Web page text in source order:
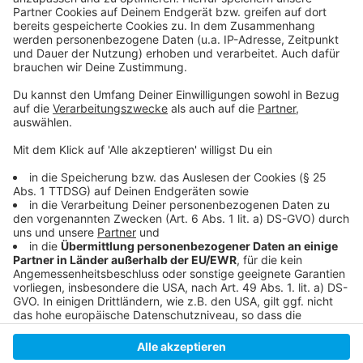
Anzeige
Am Projekt Gießkannenheldinnen teilnehmen
Entsiegelungskampagne der Stadt
Anzeige